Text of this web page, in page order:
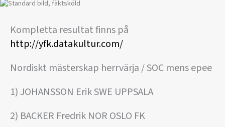
Kompletta resultat finns på
http://yfk.datakultur.com/
Nordiskt mästerskap herrvärja / SOC mens epee
1) JOHANSSON Erik SWE UPPSALA
2) BACKER Fredrik NOR OSLO FK